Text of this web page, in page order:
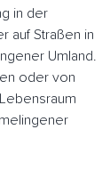
in der
auf Straßen in
Umland.
oder von